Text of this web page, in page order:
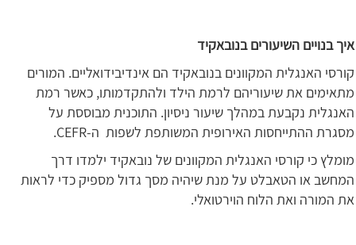
איך בנויים השיעורים בנובאקיד
קורסי האנגלית המקוונים בנובאקיד הם אינדיבידואליים. המורים
מתאימים את שיעוריהם לרמת הילד ולהתקדמותו, כאשר רמת
האנגלית נקבעת במהלך שיעור ניסיון. התוכנית מבוססת על
מסגרת ההתייחסות האירופית המשותפת לשפות ה-CEFR.
מומלץ כי קורסי האנגלית המקוונים של נובאקיד ילמדו דרך
המחשב או הטאבלט על מנת שיהיה מסך גדול מספיק כדי לראות
את המורה ואת הלוח הוירטואלי.